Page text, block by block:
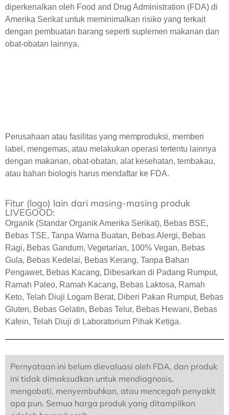
diperkenalkan oleh Food and Drug Administration (FDA) di
Amerika Serikat untuk meminimalkan risiko yang terkait
dengan pembuatan barang seperti suplemen makanan dan
obat-obatan lainnya.
Perusahaan atau fasilitas yang memproduksi, memberi
label, mengemas, atau melakukan operasi tertentu lainnya
dengan makanan, obat-obatan, alat kesehatan, tembakau,
atau bahan biologis harus mendaftar ke FDA.
Fitur (logo) lain dari masing-masing produk
LIVEGOOD:
Organik (Standar Organik Amerika Serikat), Bebas BSE,
Bebas TSE, Tanpa Warna Buatan, Bebas Alergi, Bebas
Ragi, Bebas Gandum, Vegetarian, 100% Vegan, Bebas
Gula, Bebas Kedelai, Bebas Kerang, Tanpa Bahan
Pengawet, Bebas Kacang, Dibesarkan di Padang Rumput,
Ramah Paleo, Ramah Kacang, Bebas Laktosa, Ramah
Keto, Telah Diuji Logam Berat, Diberi Pakan Rumput, Bebas
Gluten, Bebas Gelatin, Bebas Telur, Bebas Hewani, Bebas
Kafein, Telah Diuji di Laboratorium Pihak Ketiga.
Pernyataan ini belum dievaluasi oleh FDA, dan produk
ini tidak dimaksudkan untuk mendiagnosis,
mengobati, menyembuhkan, atau mencegah penyakit
apa pun. Semua harga produk yang ditampilkan